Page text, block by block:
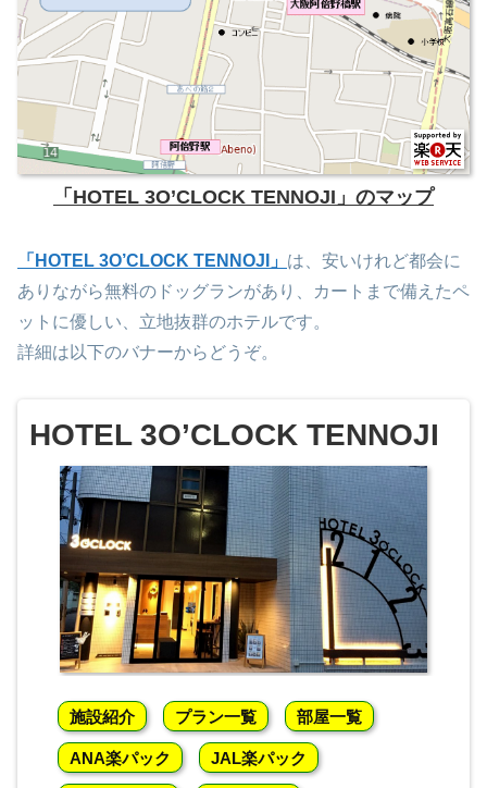
「HOTEL 3O’CLOCK TENNOJI」のマップ
「HOTEL 3O’CLOCK TENNOJI」 は、安いけれど都会に
ありながら無料のドッグランがあり、カートまで備えたペ
ットに優しい、立地抜群のホテルです。
詳細は以下のバナーからどうぞ。
HOTEL 3O’CLOCK TENNOJI
施設紹介 プラン一覧 部屋一覧
ANA楽パック JAL楽パック